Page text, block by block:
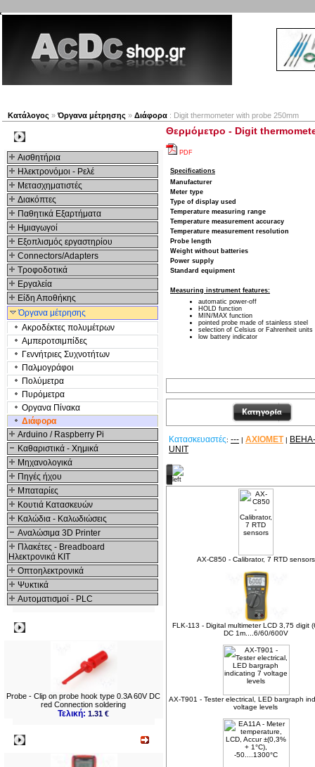
Κατάλογος »Όργανα μέτρησης » Διάφορα : Digit thermometer with probe 250mm
Αισθητήρια
Ηλεκτρονόμοι - Ρελέ
Μετασχηματιστές
Διακόπτες
Παθητικά Εξαρτήματα
Hμιαγωγοί
Εξοπλισμός εργαστηρίου
Connectors/Adapters
Τροφοδοτικά
Εργαλεία
Είδη Αποθήκης
Όργανα μέτρησης
Ακροδέκτες πολυμέτρων
Αμπεροτσιμπίδες
Γενvήτριες Συχνοτήτων
Παλμογράφοι
Πολύμετρα
Πυρόμετρα
Οργανα Πίνακα
Διάφορα
Arduino / Raspberry Pi
Καθαριστικά - Χημικά
Μηχανολογικά
Πηγές ήχου
Μπαταρίες
Κουτιά Κατασκευών
Καλώδια - Καλωδιώσεις
Αναλώσιμα 3D Printer
Πλακέτες - Breadboard
Ηλεκτρονικά ΚΙΤ
Οπτοηλεκτρονικά
Ψυκτικά
Αυτοματισμοί - PLC
Probe - Clip on probe hook type 0.3A 60V DC
red Connection soldering
Τελική:1.31 €
Θερμόμετρo - Digit
PDF
Specifications
Manufacturer
Meter type
Type of display used
Temperature measuring range
Temperature measurement accuracy
Temperature measurement resolution
Probe length
Weight without batteries
Power supply
Standard equipment
Measuring instrument features:
automatic power-off
HOLD function
MIN/MAX function
pointed probe made of stainless steel
selection of Celsius or Fahrenheit units
low battery indicator
Κατασκευαστές: --- | AXIOMET |
UNIT
AX-C850 - Calibrator, 7 RTD sensors
FLK-113 - Digital multimeter LCD 3,75 digit
DC 1m....6/60/600V
AX-T901 - Tester electrical, LED bargraph
voltage levels